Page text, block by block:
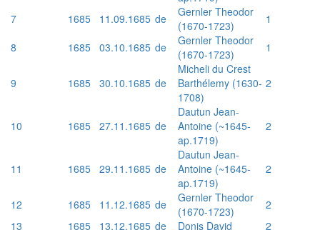
7 1685 11.09.1685 de
Gernler Theodor
(1670-1723)
1
8
1685 03.10.1685 de
Gernler Theodor
(1670-1723)
1
9 1685 30.10.1685 de
Micheli du Crest
Barthélemy (1630-
1708)
2
10 1685 27.11.1685 de
Dautun Jean-
Antoine (~1645-
ap.1719)
2
11 1685 29.11.1685 de
Dautun Jean-
Antoine (~1645-
ap.1719)
2
12 1685 11.12.1685 de
Gernler Theodor
(1670-1723)
2
13
1685 13.12.1685 de Donis David
2